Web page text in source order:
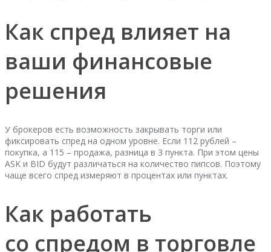
Как спред влияет на
ваши финансовые
решения
У брокеров есть возможность закрывать торги или
фиксировать спред на одном уровне. Если 112 рублей –
покупка, а 115 – продажа, разница в 3 пункта. При этом цены
ASK и BID будут различаться на количество пипсов. Поэтому
чаще всего спред измеряют в процентах или пунктах.
Как работать
со спредом в торговле